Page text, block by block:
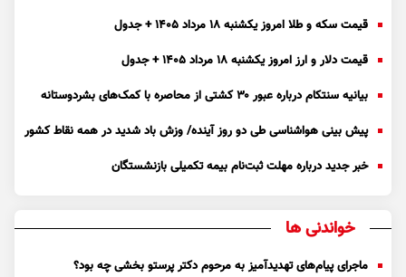
قیمت سکه و طلا امروز یکشنبه ۱۸ مرداد ۱۴۰۵ + جدول
قیمت دلار و ارز امروز یکشنبه ۱۸ مرداد ۱۴۰۵ + جدول
بیانیه سنتکام درباره عبور ۳۰ کشتی از محاصره با کمک‌های بشردوستانه
پیش بینی هواشناسی طی دو روز آینده/ وزش باد شدید در همه نقاط کشور
خبر جدید درباره مهلت ثبت‌نام بیمه تکمیلی بازنشستگان
خواندنی ها
ماجرای پیام‌های تهدیدآمیز به مرحوم دکتر پرستو بخشی چه بود؟